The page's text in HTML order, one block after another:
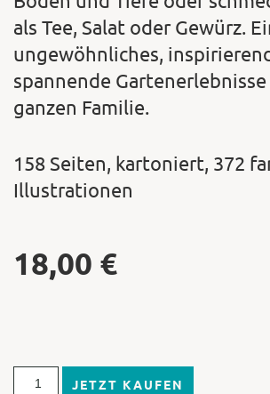
als Tee, Salat oder Gewürz.
ungewöhnliches,
spannende
ganzen Familie.
158 Seiten, kartoniert, 372
Illustrationen
18,00 €
JETZT KAUFEN